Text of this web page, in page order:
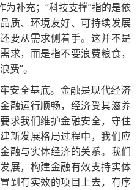
补充；“科技支撑”指的是依
质、环境友好、可持续发展
要从需求侧着手。这并不是
求，而是指不要浪费粮食，
费”。
全基底。金融是现代经济
融运行顺畅，经济受其滋养
求我们维护金融安全，守住
新发展格局过程中，我们应
融与实体经济的关系。我们
展，构建金融有效支持实体
到有实效的项目上去，有序